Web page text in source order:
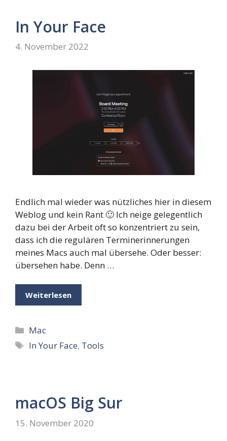
In Your Face
4. November 2022
Endlich mal wieder was nützliches hier in diesem
Weblog und kein Rant 🙂 Ich neige gelegentlich
dazu bei der Arbeit oft so konzentriert zu sein,
dass ich die regulären Terminerinnerungen
meines Macs auch mal übersehe. Oder besser:
übersehen habe. Denn …
Weiterlesen
Kategorien
Mac
Schlagwörter
In Your Face, Tools
macOS Big Sur
15. November 2020